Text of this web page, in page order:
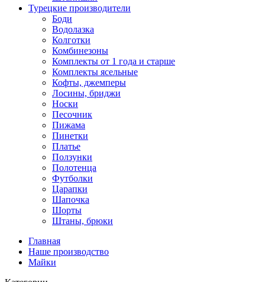
Турецкие производители
Боди
Водолазка
Колготки
Комбинезоны
Комплекты от 1 года и старше
Комплекты ясельные
Кофты, джемперы
Лосины, бриджи
Носки
Песочник
Пижама
Пинетки
Платье
Ползунки
Полотенца
Футболки
Царапки
Шапочка
Шорты
Штаны, брюки
Главная
Наше производство
Майки